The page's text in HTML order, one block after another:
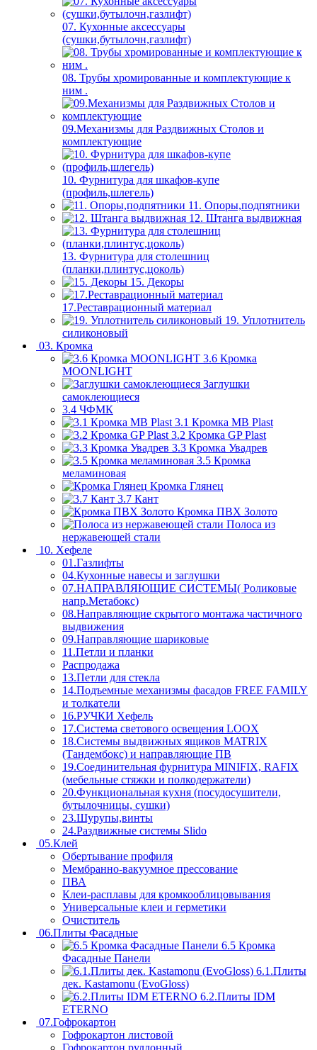
07. Кухонные аксессуары
(сушки,бутылочн,газлифт)
08. Трубы хромированные и комплектующие к
ним .
09.Механизмы для Раздвижных Столов и
комплектующие
10. Фурнитура для шкафов-купе
(профиль,шлегель)
11. Опоры,подпятники
12. Штанга выдвижная
13. Фурнитура для столешниц
(планки,плинтус,цоколь)
15. Декоры
17.Реставрационный материал
19. Уплотнитель
силиконовый
03. Кромка
3.6 Кромка
MOONLIGHT
Заглушки
самоклеющиеся
3.4 ЧФМК
3.1 Кромка MB Plast
3.2 Кромка GP Plast
3.3 Кромка Увадрев
3.5 Кромка
меламиновая
Кромка Глянец
3.7 Кант
Кромка ПВХ Золото
Полоса из
нержавеющей стали
10. Хефеле
01.Газлифты
04.Кухонные навесы и заглушки
07.НАПРАВЛЯЮЩИЕ СИСТЕМЫ( Роликовые
напр.Метабокс)
08.Направляющие скрытого монтажа частичного
выдвижения
09.Направляющие шариковые
11.Петли и планки
Распродажа
13.Петли для стекла
14.Подъемные механизмы фасадов FREE FAMILY
и толкатели
16.РУЧКИ Хефель
17.Система светового освещения LOOX
18.Системы выдвижных ящиков MATRIX
(Тандембокс) и направляющие ПВ
19.Соединительная фурнитура MINIFIX, RAFIX
(мебельные стяжки и полкодержатели)
20.Функциональная кухня (посудосушители,
бутылочницы, сушки)
23.Шурупы,винты
24.Раздвижные системы Slido
05.Клей
Обертывание профиля
Мембранно-вакуумное прессование
ПВА
Клеи-расплавы для кромкооблицовывания
Универсальные клеи и герметики
Очиститель
06.Плиты Фасадные
6.5 Кромка
Фасадные Панели
6.1.Плиты
дек. Kastamonu (EvoGloss)
6.2.Плиты IDM
ETERNO
07.Гофрокартон
Гофрокартон листовой
Гофрокартон руллонный